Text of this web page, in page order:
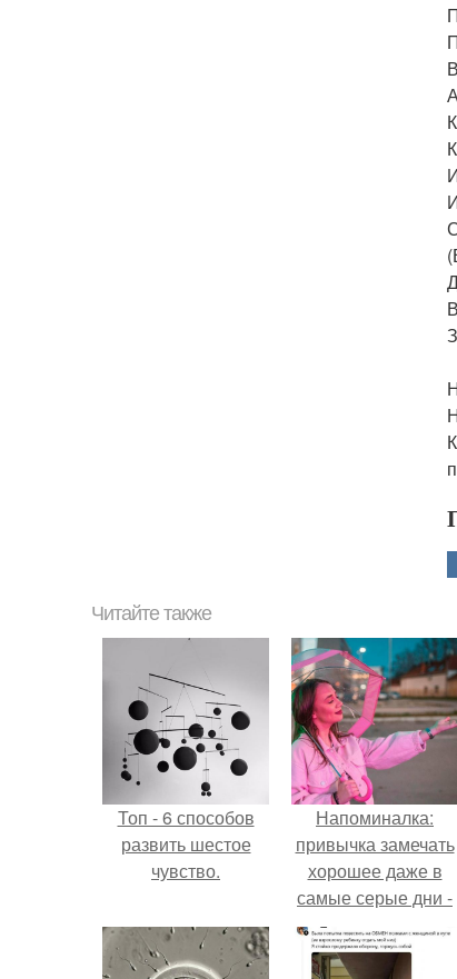
Читайте также
Топ - 6 способов
развить шестое
чувство.
Напоминалка:
привычка замечать
хорошее даже в
самые серые дни -
это не очередная
сказка из книг по